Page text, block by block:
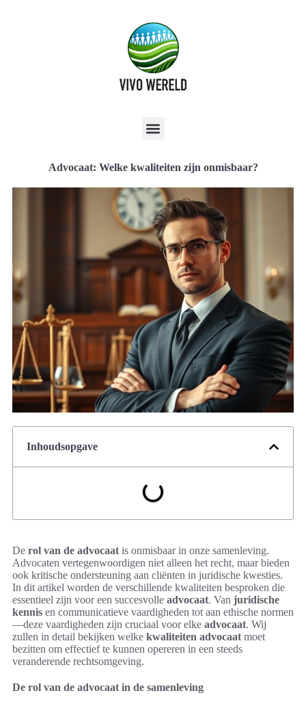
Advocaat: Welke kwaliteiten zijn onmisbaar?
Inhoudsopgave
De rol van de advocaat is onmisbaar in onze samenleving.
Advocaten vertegenwoordigen niet alleen het recht, maar bieden
ook kritische ondersteuning aan cliënten in juridische kwesties.
In dit artikel worden de verschillende kwaliteiten besproken die
essentieel zijn voor een succesvolle advocaat. Van juridische
kennis en communicatieve vaardigheden tot aan ethische normen
—deze vaardigheden zijn cruciaal voor elke advocaat. Wij
zullen in detail bekijken welke kwaliteiten advocaat moet
bezitten om effectief te kunnen opereren in een steeds
veranderende rechtsomgeving.
De rol van de advocaat in de samenleving